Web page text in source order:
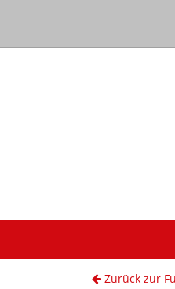
Zurück zur